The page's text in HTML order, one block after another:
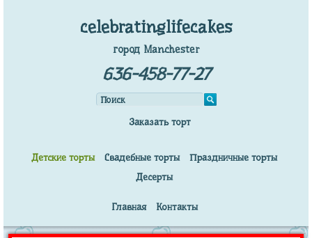
celebratinglifecakes
город Manchester
636-458-77-27
Заказать торт
Детские торты Свадебные торты
Праздничные торты
Десерты
Главная Контакты